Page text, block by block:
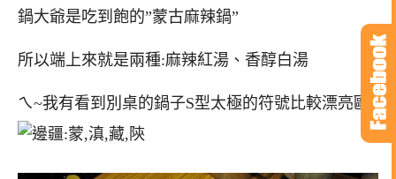
鍋大爺是吃到飽的”蒙古麻辣鍋”
所以端上來就是兩種:麻辣紅湯、香醇白湯
ㄟ~我有看到別桌的鍋子S型太極的符號比較漂亮歐~